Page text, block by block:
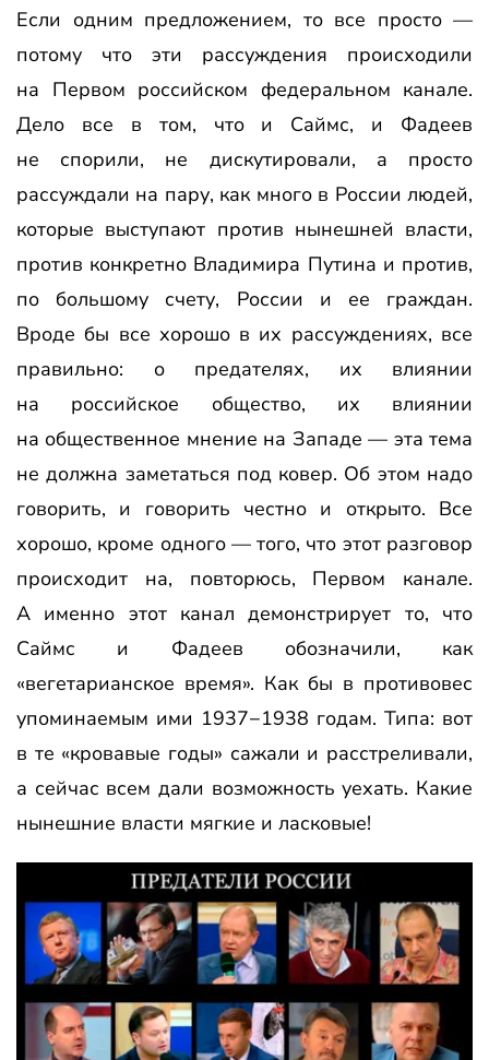
Если одним предложением, то все просто —
потому что эти рассуждения происходили
на Первом российском федеральном канале.
Дело все в том, что и Саймс, и Фадеев
не спорили, не дискутировали, а просто
рассуждали на пару, как много в России людей,
которые выступают против нынешней власти,
против конкретно Владимира Путина и против,
по большому счету, России и ее граждан.
Вроде бы все хорошо в их рассуждениях, все
правильно: о предателях, их влиянии
на российское общество, их влиянии
на общественное мнение на Западе — эта тема
не должна заметаться под ковер. Об этом надо
говорить, и говорить честно и открыто. Все
хорошо, кроме одного — того, что этот разговор
происходит на, повторюсь, Первом канале.
А именно этот канал демонстрирует то, что
Саймс и Фадеев обозначили, как
«вегетарианское время». Как бы в противовес
упоминаемым ими 1937−1938 годам. Типа: вот
в те «кровавые годы» сажали и расстреливали,
а сейчас всем дали возможность уехать. Какие
нынешние власти мягкие и ласковые!